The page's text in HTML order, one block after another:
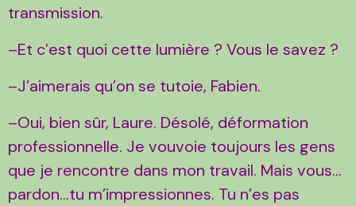
transmission.
–Et c’est quoi cette lumière ? Vous le savez ?
–J’aimerais qu’on se tutoie, Fabien.
–Oui, bien sûr, Laure. Désolé, déformation
professionnelle. Je vouvoie toujours les gens
que je rencontre dans mon travail. Mais vous…
pardon...tu m’impressionnes. Tu n’es pas